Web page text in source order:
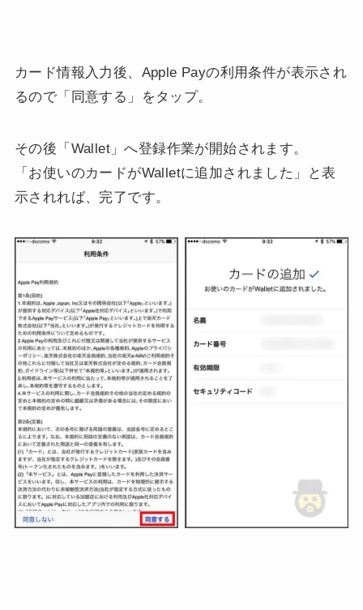
カード情報入力後、Apple Payの利用条件が表示され
るので「同意する」をタップ。
その後「Wallet」へ登録作業が開始されます。
「お使いのカードがWalletに追加されました」と表
示されれば、完了です。